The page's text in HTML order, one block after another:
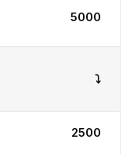
5000
⤵️
2500